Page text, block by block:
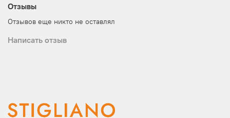
Отзывы
Отзывов еще никто не оставлял
Написать отзыв